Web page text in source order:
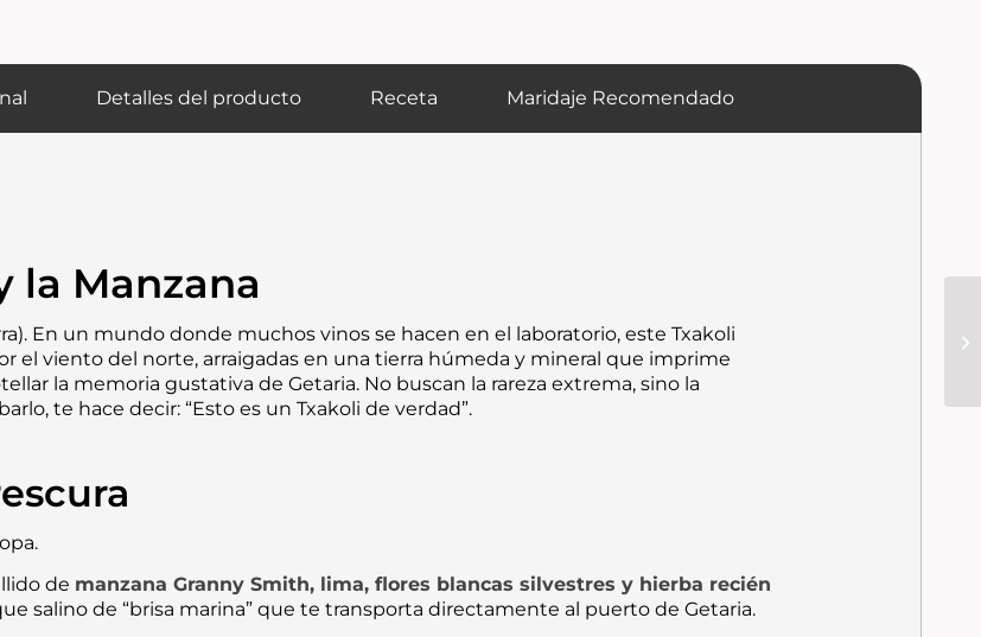
Detalles del producto Receta Maridaje Recomendado
la Manzana
). En un mundo donde muchos vinos se hacen en el laboratorio, este Txakoli
el viento del norte, arraigadas en una tierra húmeda y mineral que imprime
la memoria gustativa de Getaria. No buscan la rareza extrema, sino la
te hace decir: “Esto es un Txakoli de verdad”.
de manzana Granny Smith, lima, flores blancas silvestres y hierba recién
salino de “brisa marina” que te transporta directamente al puerto de Getaria.